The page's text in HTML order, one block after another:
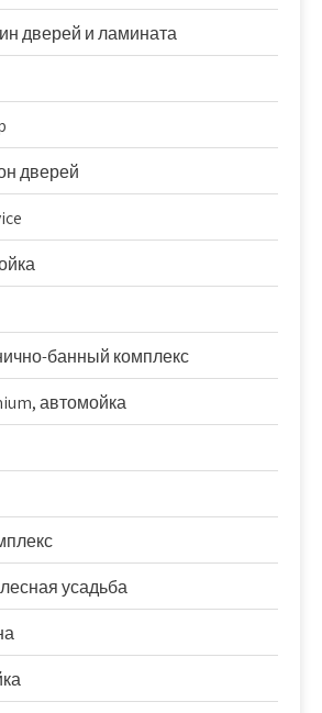
дверей и ламината
дверей
банный комплекс
автомойка
усадьба